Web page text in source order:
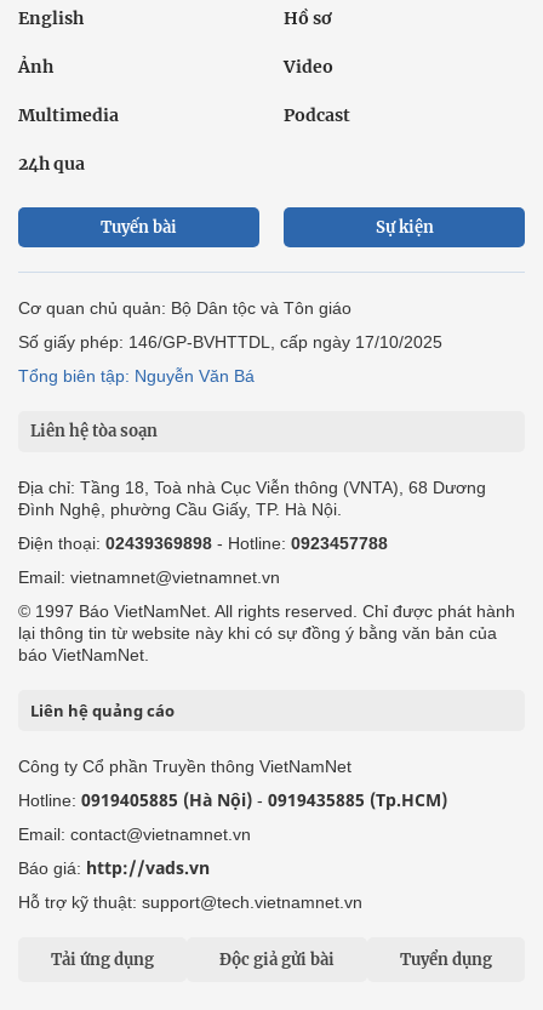
English Hồ sơ
Ảnh Video
Multimedia Podcast
24h qua
Tuyến bài Sự kiện
Cơ quan chủ quản: Bộ Dân tộc và Tôn giáo
Số giấy phép: 146/GP-BVHTTDL, cấp ngày 17/10/2025
Tổng biên tập: Nguyễn Văn Bá
Liên hệ tòa soạn
Địa chỉ: Tầng 18, Toà nhà Cục Viễn thông (VNTA), 68 Dương
Đình Nghệ, phường Cầu Giấy, TP. Hà Nội.
Điện thoại: 02439369898 - Hotline: 0923457788
Email: vietnamnet@vietnamnet.vn
© 1997 Báo VietNamNet. All rights reserved. Chỉ được phát hành
lại thông tin từ website này khi có sự đồng ý bằng văn bản của
báo VietNamNet.
Liên hệ quảng cáo
Công ty Cổ phần Truyền thông VietNamNet
Hotline: 0919405885 (Hà Nội) - 0919435885 (Tp.HCM)
Email: contact@vietnamnet.vn
Báo giá: http://vads.vn
Hỗ trợ kỹ thuật: support@tech.vietnamnet.vn
Tải ứng dụng Độc giả gửi bài Tuyển dụng